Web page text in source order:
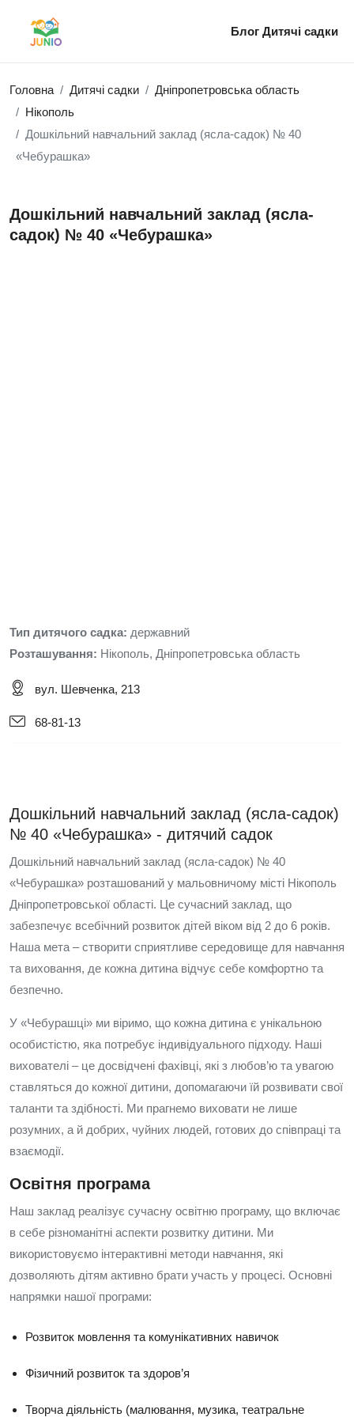
Блог Дитячі садки
Головна Дитячі садки
Дніпропетровська область
Нікополь
Дошкільний навчальний заклад (ясла-садок) № 40
«Чебурашка»
Дошкільний навчальний заклад (ясла-
садок) № 40 «Чебурашка»
Тип дитячого садка: державний
Розташування: Нікополь, Дніпропетровська область
вул. Шевченка, 213
68-81-13
Дошкільний навчальний заклад (ясла-садок)
№ 40 «Чебурашка» - дитячий садок
Дошкільний навчальний заклад (ясла-садок) № 40
«Чебурашка» розташований у мальовничому місті Нікополь
Дніпропетровської області. Це сучасний заклад, що
забезпечує всебічний розвиток дітей віком від 2 до 6 років.
Наша мета – створити сприятливе середовище для навчання
та виховання, де кожна дитина відчує себе комфортно та
безпечно.
У «Чебурашці» ми віримо, що кожна дитина є унікальною
особистістю, яка потребує індивідуального підходу. Наші
вихователі – це досвідчені фахівці, які з любов’ю та увагою
ставляться до кожної дитини, допомагаючи їй розвивати свої
таланти та здібності. Ми прагнемо виховати не лише
розумних, а й добрих, чуйних людей, готових до співпраці та
взаємодії.
Освітня програма
Наш заклад реалізує сучасну освітню програму, що включає
в себе різноманітні аспекти розвитку дитини. Ми
використовуємо інтерактивні методи навчання, які
дозволяють дітям активно брати участь у процесі. Основні
напрямки нашої програми:
Розвиток мовлення та комунікативних навичок
Фізичний розвиток та здоров’я
Творча діяльність (малювання, музика, театральне